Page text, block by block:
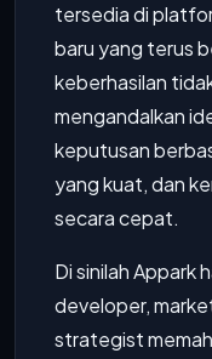
tersedia di
baru yang terus
keberhasilan
mengandalkan
keputusan
yang kuat, dan
secara cepat.
Di sinilah Appark
developer,
strategist